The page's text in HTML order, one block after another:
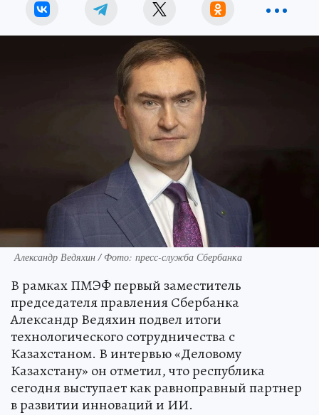
Александр Ведяхин / Фото: пресс-служба Сбербанка
В рамках ПМЭФ первый заместитель
председателя правления Сбербанка
Александр Ведяхин подвел итоги
технологического сотрудничества с
Казахстаном. В интервью «Деловому
Казахстану» он отметил, что республика
сегодня выступает как равноправный партнер
в развитии инноваций и ИИ.